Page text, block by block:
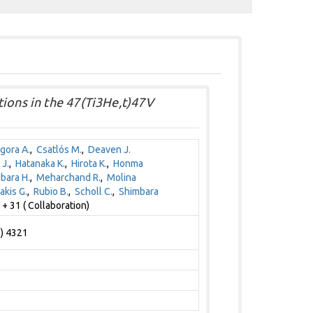
in the 47(Ti3He,t)47V
A., Csatlós M., Deaven J.
, Hatanaka K., Hirota K., Honma
H., Meharchand R., Molina
G., Rubio B., Scholl C., Shimbara
31 ( Collaboration)
4321